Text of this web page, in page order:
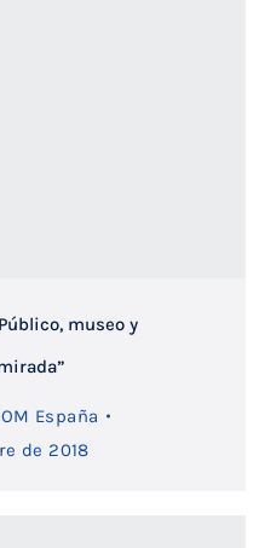
museo y
España
de 2018